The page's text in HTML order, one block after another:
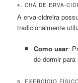
4. CHÁ DE ERVA-
A erva-cidreira
tradicionalmente
Como usar:
de dormir para
5. EXERCÍCIO